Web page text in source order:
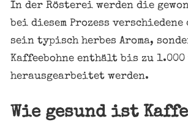
In der Rösterei werden die
bei diesem Prozess
sein typisch herbes Aroma,
Kaffeebohne enthält bis zu
herausgearbeitet werden.
Wie gesund ist